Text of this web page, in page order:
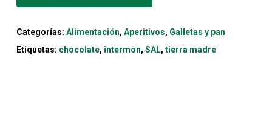
Categorías: Alimentación, Aperitivos, Galletas y pan
Etiquetas: chocolate, intermon, SAL, tierra madre